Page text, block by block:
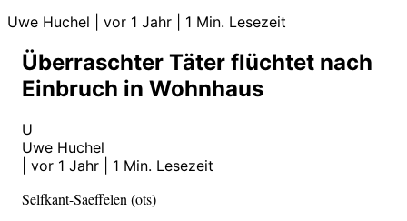
Uwe Huchel vor 1 Jahr 1 Min. Lesezeit
Überraschter Täter flüchtet nach
Einbruch in Wohnhaus
U
Uwe Huchel
vor 1 Jahr 1 Min. Lesezeit
Selfkant-Saeffelen (ots)